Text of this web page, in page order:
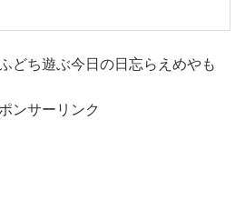
どち遊ぶ今日の日忘らえめやも
ンサーリンク